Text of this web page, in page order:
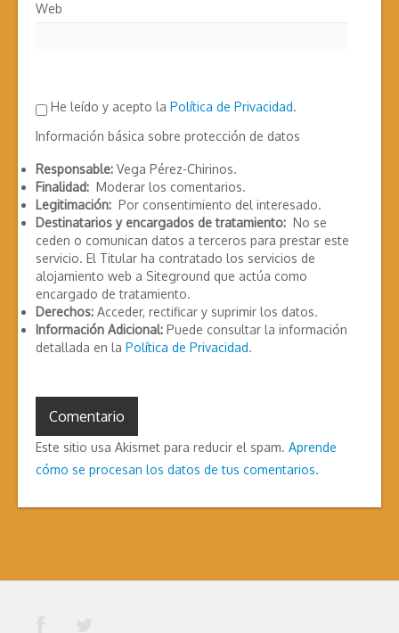
Web
He leído y acepto la Política de Privacidad.
Información básica sobre protección de datos
Responsable: Vega Pérez-Chirinos.
Finalidad: Moderar los comentarios.
Legitimación: Por consentimiento del interesado.
Destinatarios y encargados de tratamiento: No se
ceden o comunican datos a terceros para prestar este
servicio. El Titular ha contratado los servicios de
alojamiento web a Siteground que actúa como
encargado de tratamiento.
Derechos: Acceder, rectificar y suprimir los datos.
Información Adicional: Puede consultar la información
detallada en la Política de Privacidad.
Este sitio usa Akismet para reducir el spam. Aprende
cómo se procesan los datos de tus comentarios.